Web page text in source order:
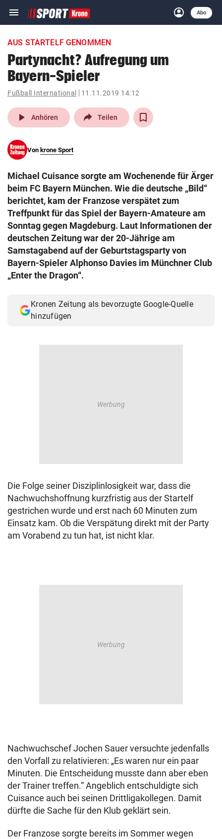
menu Navigation
ein-/ausklappen
account_circle
Anmelden
Abo
close Schließen
account_circle Anmelden
pin_drop
Wien arrow_right
search
eingeben
© Krone Multimedia GmbH & Co KG 2026
Muthgasse 2, 1190 Wien
AUS STARTELF GENOMMEN
Partynacht? Aufregung um
Bayern-Spieler
Fußball International 11.11.2019 14:12
play_arrow Anhören Teilen
Von krone Sport
Michael Cuisance sorgte am Wochenende für Ärger
beim FC Bayern München. Wie die deutsche „Bild“
berichtet, kam der Franzose verspätet zum
Treffpunkt für das Spiel der Bayern-Amateure am
Sonntag gegen Magdeburg. Laut Informationen der
deutschen Zeitung war der 20-Jährige am
Samstagabend auf der Geburtstagsparty von
Bayern-Spieler Alphonso Davies im Münchner Club
„Enter the Dragon“.
Kronen Zeitung als bevorzugte Google-Quelle
hinzufügen
Die Folge seiner Disziplinlosigkeit war, dass die
Nachwuchshoffnung kurzfristig aus der Startelf
gestrichen wurde und erst nach 60 Minuten zum
Einsatz kam. Ob die Verspätung direkt mit der Party
am Vorabend zu tun hat, ist nicht klar.
Nachwuchschef Jochen Sauer versuchte jedenfalls
den Vorfall zu relativieren: „Es waren nur ein paar
Minuten. Die Entscheidung musste dann aber eben
der Trainer treffen.“ Angeblich entschuldigte sich
Cuisance auch bei seinen Drittligakollegen. Damit
dürfte die Sache für den Klub geklärt sein.
Der Franzose sorgte bereits im Sommer wegen